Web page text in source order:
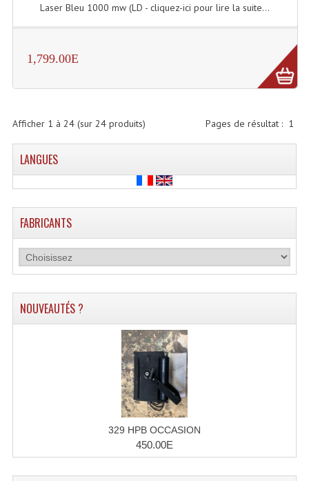
Laser Bleu 1000 mw (LD - cliquez-ici pour lire la suite...
1,799.00E
Pages de résultat : 1
Afficher 1 à 24(sur 24produits)
LANGUES
FABRICANTS
NOUVEAUTÉS ?
329 HPB OCCASION
450.00E